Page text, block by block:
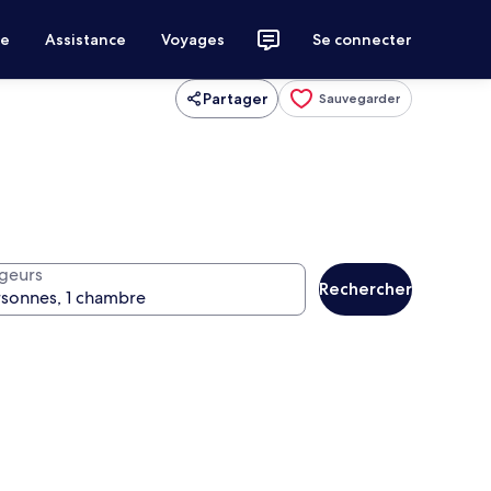
Assistance Voyages Se connecter
Partager Sauvegarder
Rechercher